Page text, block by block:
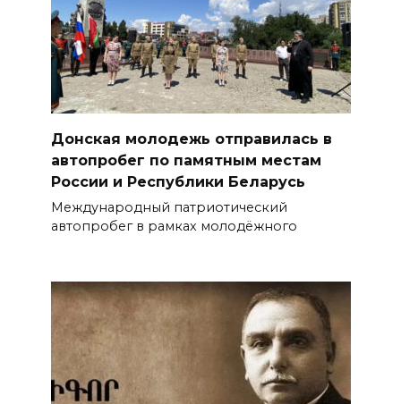
Донская молодежь отправилась в
автопробег по памятным местам
России и Республики Беларусь
Международный патриотический
автопробег в рамках молодёжного